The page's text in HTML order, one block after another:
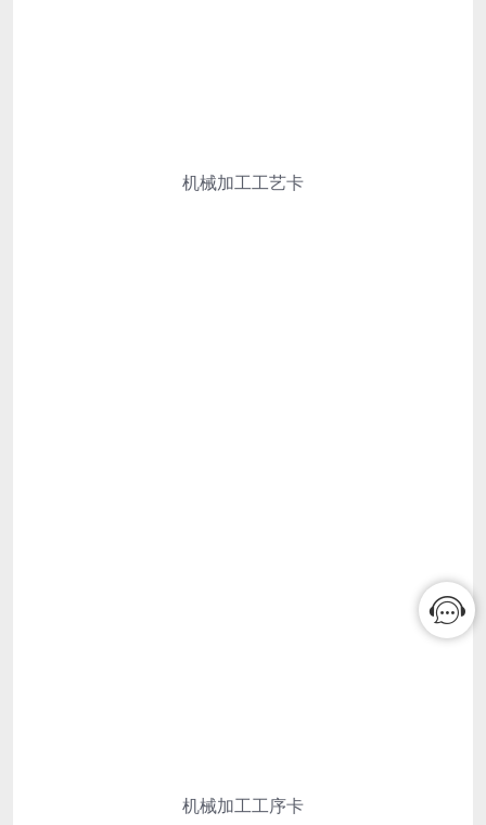
机械加工工艺卡
机械加工工序卡